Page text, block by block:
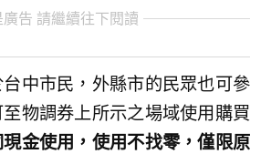
廣告 請繼續往下閱讀
中市民，外縣市的民眾也可參
物調券上所示之場域使用購買
金使用，使用不找零，僅限原